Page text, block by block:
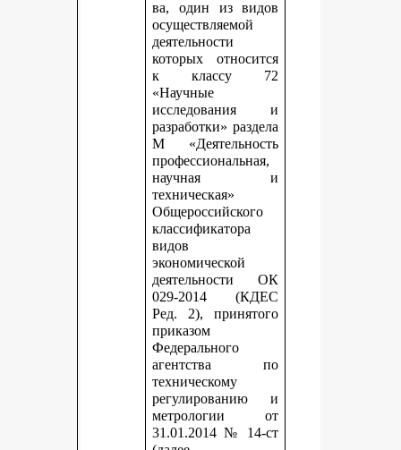
ва, один из видов
осуществляемой
деятельности
которых относится
к классу 72
«Научные
исследования и
разработки» раздела
М «Деятельность
профессиональная,
научная и
техническая»
Общероссийского
классификатора
видов
экономической
деятельности ОК
029-2014 (КДЕС
Ред. 2), принятого
приказом
Федерального
агентства по
техническому
регулированию и
метрологии от
31.01.2014 № 14-ст